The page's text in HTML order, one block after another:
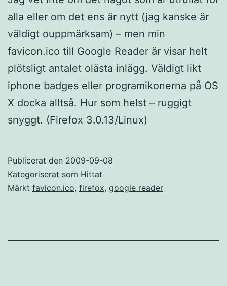
alla eller om det ens är nytt (jag kanske är
väldigt ouppmärksam) – men min
favicon.ico till Google Reader är visar helt
plötsligt antalet olästa inlägg. Väldigt likt
iphone badges eller programikonerna på OS
X docka alltså. Hur som helst – ruggigt
snyggt. (Firefox 3.0.13/Linux)
Publicerat den 2009-09-08
Kategoriserat som Hittat
Märkt favicon.ico, firefox, google reader